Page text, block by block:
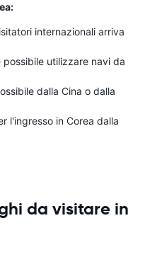
internazionali arriva
utilizzare navi da
dalla Cina o dalla
l'ingresso in Corea dalla
da visitare in